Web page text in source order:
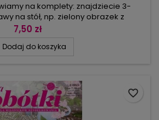
na komplety: znajdziecie 3-
na stół, np. zielony obrazek z
motywem romboidalną serwetkę, a
innym stylu jest siatkowy zestaw z
7,50 zł
Dodaj do koszyka
favorite_border